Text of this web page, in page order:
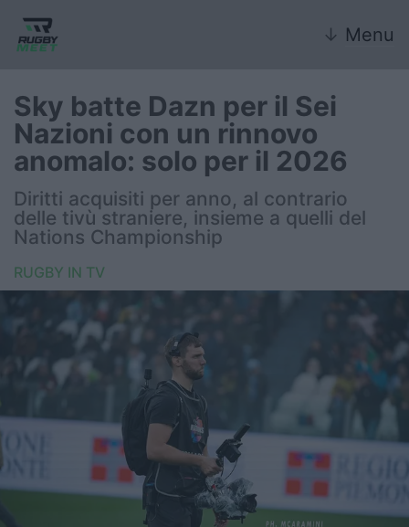
↓ Menu
Nazionale
Nazionali giovanili
Rugby Sevens
FIR
Internazionale
6 Nazioni
United Rugby Championship
Premiership
Champions Cup
Sky batte Dazn per il Sei
Nazioni con un rinnovo
anomalo: solo per il 2026
Diritti acquisiti per anno, al contrario
delle tivù straniere, insieme a quelli del
Nations Championship
RUGBY IN TV